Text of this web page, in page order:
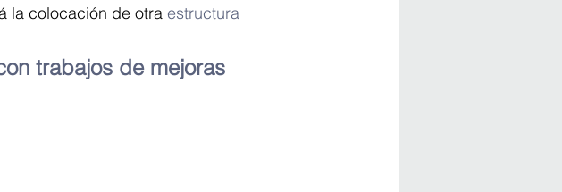
la colocación de otra estructura
trabajos de mejoras